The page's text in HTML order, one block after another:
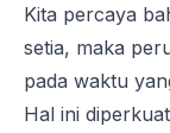
Kita percaya
setia, maka
pada waktu
Hal ini